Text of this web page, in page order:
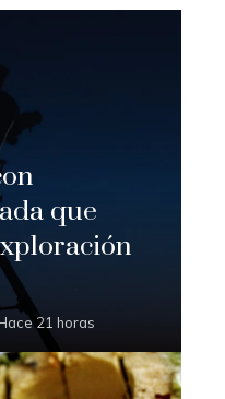
que
21 horas